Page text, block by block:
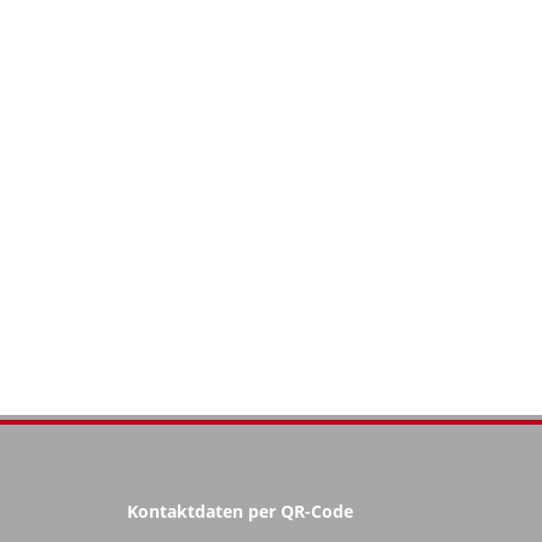
Kontaktdaten per QR-Code